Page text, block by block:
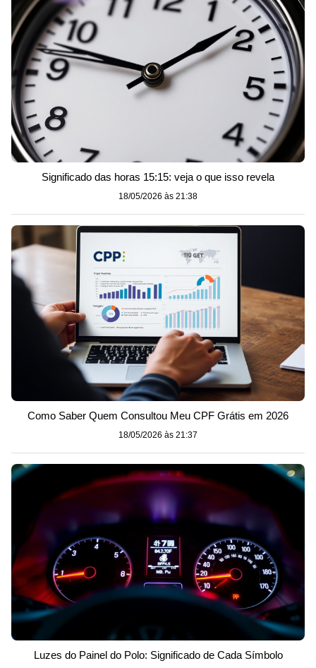
Significado das horas 15:15: veja o que isso revela
18/05/2026 às 21:38
Como Saber Quem Consultou Meu CPF Grátis em 2026
18/05/2026 às 21:37
Luzes do Painel do Polo: Significado de Cada Símbolo